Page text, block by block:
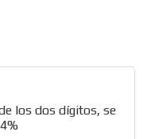
los dos dígitos, se